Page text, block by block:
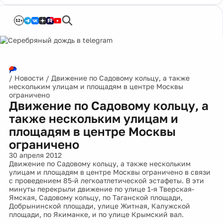
12+
/ Новости / Движение по Садовому кольцу, а также
нескольким улицам и площадям в центре Москвы
ограничено
Движение по Садовому кольцу, а
также нескольким улицам и
площадям в центре Москвы
ограничено
30 апреля 2012
Движение по Садовому кольцу, а также нескольким
улицам и площадям в центре Москвы ограничено в связи
с проведением 85-й легкоатлетической эстафеты. В эти
минуты перекрыли движение по улице 1-я Тверская-
Ямская, Садовому кольцу, по Таганской площади,
Добрынинской площади, улице Житная, Калужской
площади, по Якиманке, и по улице Крымский вал.